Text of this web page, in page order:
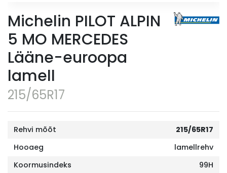
215/65R17
Michelin PILOT ALPIN
5 MO MERCEDES
Lääne-euroopa
lamell
Rehvi mõõt
215/65R17
Hooaeg
lamellrehv
Koormusindeks
99H